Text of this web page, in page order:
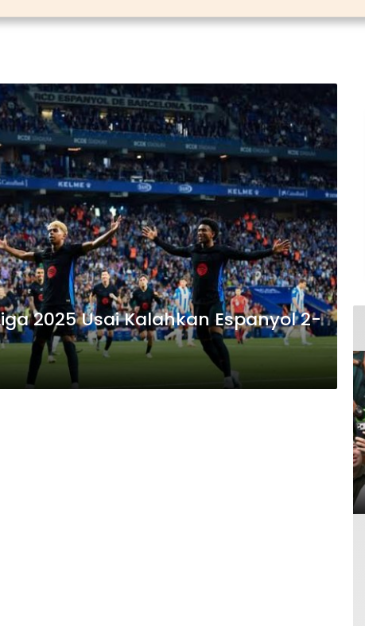
2025 Usai Kalahkan Espanyol 2-